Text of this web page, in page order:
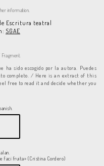
information.
Escritura teatral
SGAE
ha sido escogido por la autora. Puedes
completo. / Here is an extract of this
free to read it and decide whether you
faci fruita» (Cristina Cordero)